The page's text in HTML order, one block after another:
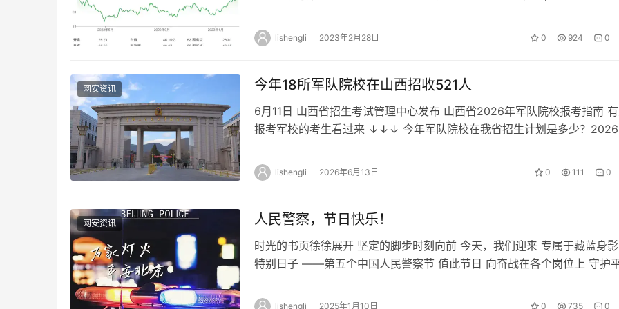
lishengli 2023年2月28日 0 924 0
网安资讯 今年18所军队院校在山西招收521人
6月11日 山西省招生考试管理中心发布 山西省2026年军队院校报考指南
报考军校的考生看过来 ↓↓↓ 今年军队院校在我省招生计划是多少？2026
lishengli 2026年6月13日 0 111 0
网安资讯 人民警察，节日快乐！
时光的书页徐徐展开 坚定的脚步时刻向前 今天，我们迎来 专属于藏蓝身
特别日子 ——第五个中国人民警察节 值此节日 向奋战在各个岗位上 守护
lishengli 2025年1月10日 0 735 0